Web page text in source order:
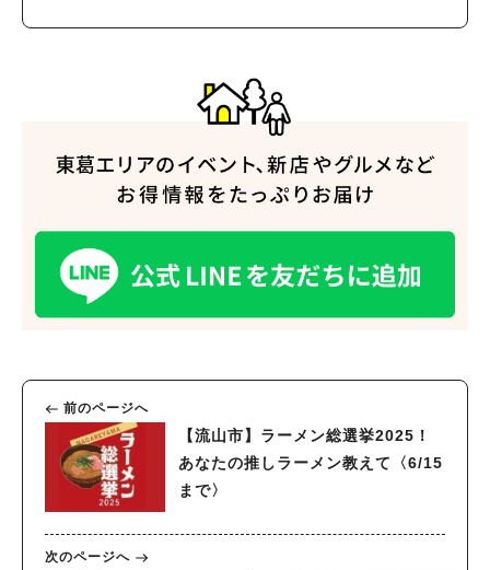
前のページへ
【流山市】ラーメン総選挙2025！
あなたの推しラーメン教えて〈6/15
まで〉
次のページへ